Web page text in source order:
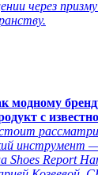
через
модному
с
инструмент
Shoes Report